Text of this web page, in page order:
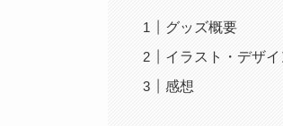
グッズ概要
イラスト・デザイ
感想